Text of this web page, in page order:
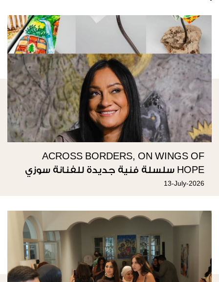
ACROSS BORDERS, ON WINGS OF
HOPE سلسلة فنية جديدة للفنانة سوزي
ناصيف
13-July-2026